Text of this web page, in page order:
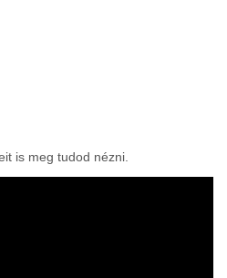
is meg tudod nézni.